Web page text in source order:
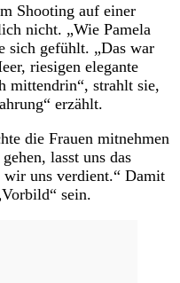
Shooting auf einer
nicht. „Wie Pamela
sich gefühlt. „Das war
riesigen elegante
mittendrin“, strahlt sie,
erzählt.
die Frauen mitnehmen
lasst uns das
wir uns verdient.“ Damit
sein.